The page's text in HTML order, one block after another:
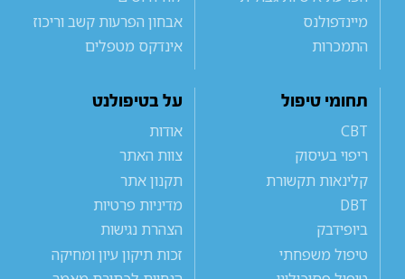
מיינדפולנס
התמכרות
אבחון הפרעות קשב וריכוז
אינדקס מטפלים
תחומי טיפול
CBT
ריפוי בעיסוק
קלינאות תקשורת
DBT
ביופידבק
טיפול משפחתי
על בטיפולנט
אודות
צוות האתר
תקנון אתר
מדיניות פרטיות
הצהרת נגישות
זכות תיקון עיון ומחיקה